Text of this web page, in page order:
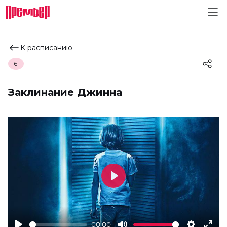
К расписанию
Заклинание Джинна
16+
00:00
Play